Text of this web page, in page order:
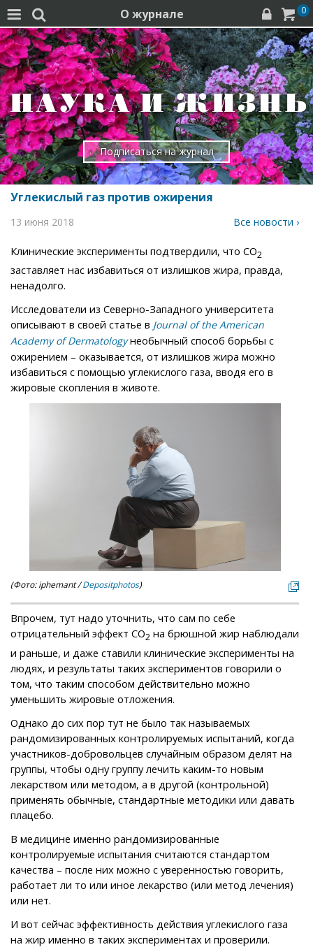
  О журнале   0
Подписаться на журнал
Углекислый газ против ожирения
13 июня 2018 Все новости ›
Клинические эксперименты подтвердили, что СО2
заставляет нас избавиться от излишков жира, правда,
ненадолго.
Исследователи из Северно-Западного университета
описывают в своей статье в Journal of the American
Academy of Dermatologyнеобычный способ борьбы с
ожирением – оказывается, от излишков жира можно
избавиться с помощью углекислого газа, вводя его в
жировые скопления в животе.
(Фото: iphemant /Depositphotos)
Впрочем, тут надо уточнить, что сам по себе
отрицательный эффект СО2 на брюшной жир наблюдали
и раньше, и даже ставили клинические эксперименты на
людях, и результаты таких экспериментов говорили о
том, что таким способом действительно можно
уменьшить жировые отложения.
Однако до сих пор тут не было так называемых
рандомизированных контролируемых испытаний, когда
участников-добровольцев случайным образом делят на
группы, чтобы одну группу лечить каким-то новым
лекарством или методом, а в другой (контрольной)
применять обычные, стандартные методики или давать
плацебо.
В медицине именно рандомизированные
контролируемые испытания считаются стандартом
качества – после них можно с уверенностью говорить,
работает ли то или иное лекарство (или метод лечения)
или нет.
И вот сейчас эффективность действия углекислого газа
на жир именно в таких экспериментах и проверили.